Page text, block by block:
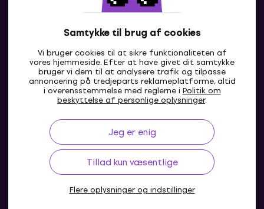
Samtykke til brug af cookies
Vi bruger cookies til at sikre funktionaliteten af
vores hjemmeside. Efter at have givet dit samtykke
bruger vi dem til at analysere trafik og tilpasse
annoncering på tredjeparts reklameplatforme, altid
i overensstemmelse med reglerne i Politik om
beskyttelse af personlige oplysninger.
Jeg er enig
Tillad kun væsentlige
Flere oplysninger og indstillinger
DK